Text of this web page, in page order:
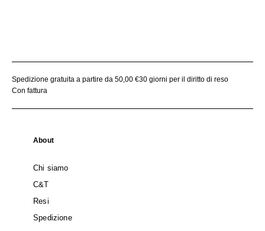
Spedizione gratuita a partire da 50,00 €30 giorni per il diritto di reso
Con fattura
About
Chi siamo
C&T
Resi
Spedizione